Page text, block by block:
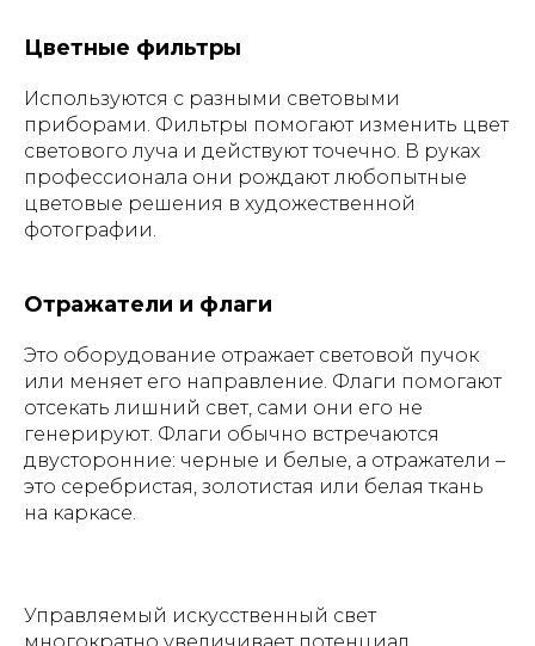
Цветные фильтры
Используются с разными световыми
приборами. Фильтры помогают изменить цвет
светового луча и действуют точечно. В руках
профессионала они рождают любопытные
цветовые решения в художественной
фотографии.
Отражатели и флаги
Это оборудование отражает световой пучок
или меняет его направление. Флаги помогают
отсекать лишний свет, сами они его не
генерируют. Флаги обычно встречаются
двусторонние: черные и белые, а отражатели –
это серебристая, золотистая или белая ткань
на каркасе.
Управляемый искусственный свет